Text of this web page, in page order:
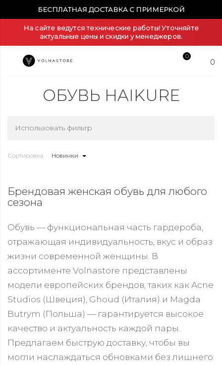
БЕСПЛАТНАЯ ДОСТАВКА С ПРИМЕРКОЙ
На сайте ведутся технические работы! Уточняйте
актуальные цены и скидки у менеджеров.
0
0
ОБУВЬ HAIKURE
Использовать фильтр
Сортировка: Новинки
Брендовая женская обувь для любого
сезона
Обувь — функциональная часть гардероба,
отражающая индивидуальность, вкус и образ
жизни современной женщины. В
ассортименте Volnastore представлены
модели европейских брендов, таких как Acne
Studios (Швеция), Ghoud (Италия) и Magda
Butrym (Польша) — гарантируется высокое
качество и актуальность каждой пары.
Предлагаем быструю доставку, чтобы вы
могли наслаждаться обновками без лишнего